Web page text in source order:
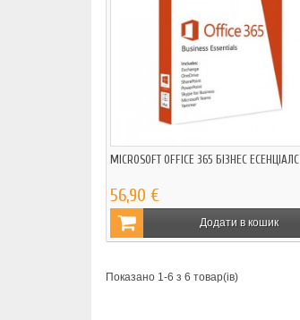
MICROSOFT OFFICE 365 БІЗНЕС ЕСЕНЦІАЛС
56,90 €
Додати в кошик
Показано 1-6 з 6 товар(ів)